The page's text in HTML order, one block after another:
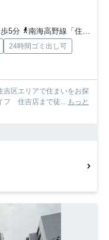
5分
南海高野線「住吉東」駅 徒歩7分
24時間ゴミ出し可
吉区エリアで住まいをお探
フ 住吉店まで徒... もっと